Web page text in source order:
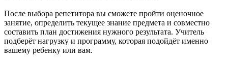
После выбора репетитора вы сможете пройти оценочное
занятие, определить текущее знание предмета и совместно
составить план достижения нужного результата. Учитель
подберёт нагрузку и программу, которая подойдёт именно
вашему ребенку или вам.